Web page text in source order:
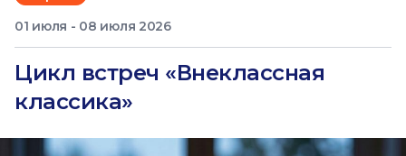
01 июля - 08 июля 2026
Цикл встреч «Внеклассная
классика»